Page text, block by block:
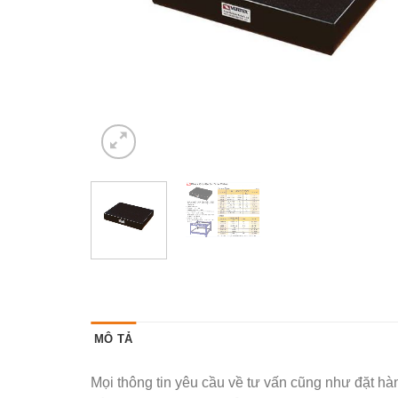
MÔ TẢ
Mọi thông tin yêu cầu về tư vấn cũng như đặt